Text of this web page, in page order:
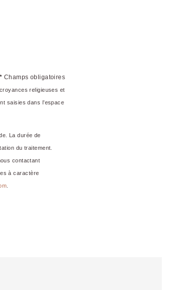
* Champs obligatoires
religieuses et
saisies dans l’espace
La durée de
du traitement.
contactant
à caractère